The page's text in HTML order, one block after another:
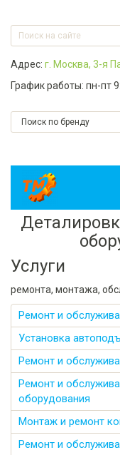
Адрес: г. Москва, 3-я
График работы: пн-пт
Услуги
ремонта, монтажа,
Ремонт и
Установка
Ремонт и
Ремонт и
оборудования
Монтаж и ремонт
Ремонт и